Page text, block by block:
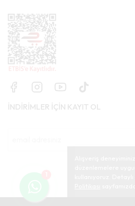
İNDİRİMLER İÇİN KAYIT OL